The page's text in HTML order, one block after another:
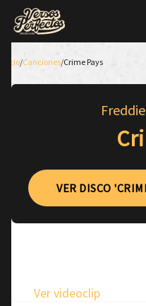
Inicio/Canciones/Crime Pays
VER DISCO
Ver videoclip